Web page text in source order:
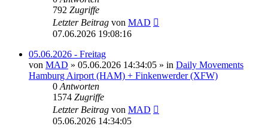
792 Zugriffe
Letzter Beitrag von MAD
07.06.2026 19:08:16
05.06.2026 - Freitag
von MAD » 05.06.2026 14:34:05 » in Daily Movements
Hamburg Airport (HAM) + Finkenwerder (XFW)
0 Antworten
1574 Zugriffe
Letzter Beitrag von MAD
05.06.2026 14:34:05